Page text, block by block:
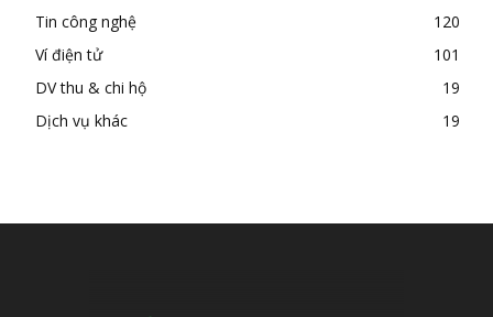
Tin công nghệ
120
Ví điện tử
101
DV thu & chi hộ
19
Dịch vụ khác
19